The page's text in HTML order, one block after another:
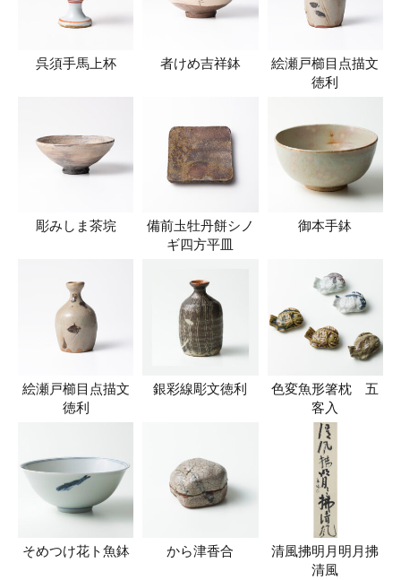
呉須手馬上杯 者けめ吉祥鉢
絵瀬戸櫛目点描文
徳利
彫みしま茶垸
備前圡牡丹餅シノ
ギ四方平皿
御本手鉢
絵瀬戸櫛目点描文
徳利
銀彩線彫文徳利
色変魚形箸枕 五
客入
そめつけ花ト魚鉢 から津香合
清風拂明月明月拂
清風